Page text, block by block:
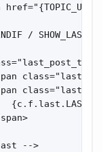
/
-->